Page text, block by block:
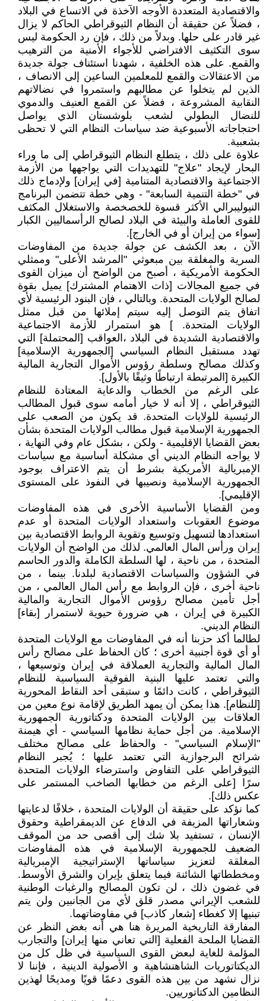
والاقتصادية المتعددة الأوجه الآخذة في الاتساع في البلاد
، فضلاً عن حقيقة أن النظام الثيوقراطي الحاكم لا يزال
غير قادر على حلها. وبدلاً من ذلك ، فإن رد الحكومة ليس
سوى التكثيف الافتراضي للأجواء الأمنية من الترهيب
والقمع. على هذه الخلفية ، شهدنا استئناف جولة جديدة
من الاعتقالات والقمع للمعلمين الساعين إلى الانصاف ،
الذين لم يتخلوا عن مطالبهم واستمروا في نضالاتهم
النقابية المشروعة ، فضلاً عن القمع العنيف والدموي
للنضال البطولي لشعب بلوشستان الذي يواصل
احتجاجاته الأسبوعية ضد سياسات النظام التي لا تحظى
بشعبية.
علاوة على ذلك ، يتطلع النظام الثيوقراطي إلى ما وراء
البحار لإيجاد "علاج" للتهديدات التي يواجهها من الأزمة
الاجتماعية والاقتصادية المتنامية [في إيران] ولإدماج ذلك
في "خطة التنمية السابعة" - وهي خطة تتضمن البرنامج
النيوليبرالي الأكثر قسوة للخصخصة والاستغلال المكثف
للقوى العاملة والبيئة في البلاد لصالح الرأسماليين الكبار
[سواء من إيران أو في الخارج].
الآن ، بعد الكشف عن جولة جديدة من المفاوضات
السرية والمغلقة بين مبعوثي "المرشد الأعلى" وممثلي
الحكومة الأمريكية ، أصبح من الواضح أن ميزان القوى
في جميع المجالات [ذات الاهتمام المشترك] يميل بقوة
لصالح الولايات المتحدة. وبالتالي ، فإن البنود الرئيسية لأي
اتفاق يتم التوصل إليه سيتم إملائها من قبل ممثل
الولايات المتحدة. ] هو استمرار للأزمة الاجتماعية
والاقتصادية الشديدة في البلاد ،العواقب [المحتملة] التي
تهدد مستقبل النظام السياسي [الجمهورية الإسلامية]
وكذلك مصالح وسلطة رؤوس الأموال التجارية المالية
الكبيرة [المرتبطة ارتباطًا وثيقًا بالأول].
على الرغم من الخطاب والدعاية المعتادة للنظام
الثيوقراطي ، إلا أنه لا خيار أمامه سوى قبول المطالب
الرئيسية للولايات المتحدة. قد يكون من الصعب على
الجمهورية الإسلامية قبول مطالب الولايات المتحدة بشأن
بعض القضايا الإقليمية - ولكن ، بشكل عام وفي النهاية ،
لا يواجه النظام الديني أي مشكلة أساسية مع سياسات
الإمبريالية الأمريكية بشرط أن يتم الاعتراف بوجود
الجمهورية الإسلامية ونصيبها في النفوذ على المستوى
الإقليمي].
ومن القضايا الأساسية الأخرى في هذه المفاوضات
موضوع العقوبات واستعداد الولايات المتحدة أو عدم
استعدادها لتسهيل وتوسيع وتقوية الروابط الاقتصادية بين
إيران ورأس المال العالمي. لذلك من الواضح أن الولايات
المتحدة ، من ناحية ، لها السلطة الكاملة والدور الحاسم
في الشؤون والسياسات الاقتصادية لبلدنا. بينما ، من
ناحية أخرى ، فإن الروابط مع رأس المال العالمي ، من
أجل تأمين مصالح رؤوس الأموال التجارية والمالية
الكبيرة في إيران ، هي ضرورة حيوية لاستمرار [بقاء]
النظام الديني.
لطالما أكد حزبنا أنه في المفاوضات مع الولايات المتحدة
أو أي قوة أجنبية أخرى ؛ كان الحفاظ على مصالح رأس
المال المالية والتجارية العملاقة في إيران وتوسيعها ،
والتي تعتمد عليها البنية الفوقية السياسية للنظام
الثيوقراطي ، كانت دائمًا و ستبقى أحد النقاط المحورية
[للنظام]. هذا يمكن أن يمهد الطريق لإقامة نوع معين من
العلاقات بين الولايات المتحدة ودكتاتورية الجمهورية
الإسلامية. من أجل حماية نظامها السياسي - أي هيمنة
"الإسلام السياسي" - والحفاظ على مصالح مختلف
شرائح البرجوازية التي تعتمد عليها ؛ يُجبر النظام
الثيوقراطي على التفاوض واسترضاء الولايات المتحدة
سرًا [على الرغم من خطابها الصاخب المستمر على
عكس ذلك].
كما نؤكد على حقيقة أن الولايات المتحدة ، خلافًا لدعايتها
وشعاراتها المزيفة في الدفاع عن الديمقراطية وحقوق
الإنسان ، تستفيد بلا شك إلى أقصى حد من الموقف
الضعيف للجمهورية الإسلامية في هذه المفاوضات
المغلقة لتعزيز سياساتها الإستراتيجية الإمبريالية
ومخططاتها الشائنة فيما يتعلق بإيران والشرق الأوسط.
في غضون ذلك ، لن تكون المصالح والرغبات الوطنية
للشعب الإيراني مصدر قلق لأي من الجانبين ولن يتم
تبنيها إلا كغطاء [شعار كاذب] في مفاوضاتهما.
المفارقة التاريخية المريرة هنا هي أنه بغض النظر عن
القضايا الملحة الفعلية [التي تعاني منها إيران] والتجارب
المؤلمة للغاية لبعض القوى السياسية في ظل كل من
الديكتاتوريات الشاهنشاهية و الأصولية الدينية ، فإننا لا
نزال نشهد من بين هذه القوى دعمًا قويًا ومديحًا لهذين
النظامين الدكتاتوريين.